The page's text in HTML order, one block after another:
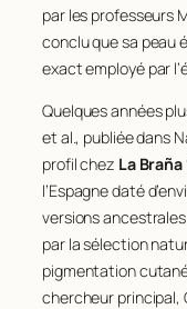
par les professeurs
conclu que sa peau
exact employé par
Quelques années
et al., publiée dans
profil chez La Braña
l’Espagne daté
versions
par la sélection
pigmentation
chercheur principal,